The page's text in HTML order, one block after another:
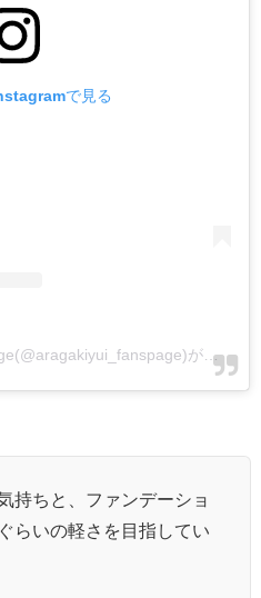
で見る
新垣結衣 Aragaki Yui Fanspage(@aragakiyui_fanspage)がシェアした投稿
持ちと、ファンデーショ
らいの軽さを目指してい